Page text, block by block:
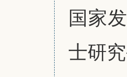
国家
士研